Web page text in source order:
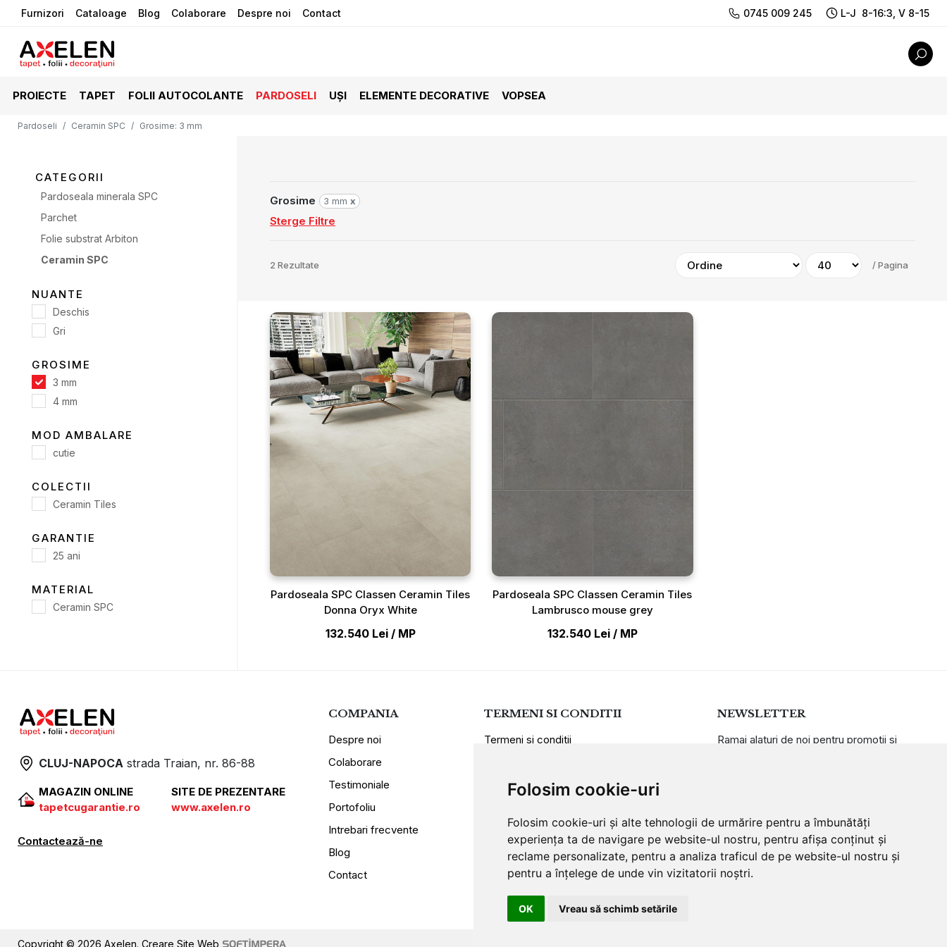
Folosim cookie-uri
Folosim cookie-uri și alte tehnologii de urmărire pentru a îmbunătăți
experiența ta de navigare pe website-ul nostru, pentru afișa conținut și
reclame personalizate, pentru a analiza traficul de pe website-ul nostru și
pentru a înțelege de unde vin vizitatorii noștri.
OK Vreau să schimb setările
Furnizori Cataloage Blog Colaborare Despre noi Contact 0745 009 245 L-J 8-16:3, V 8-15
PROIECTE TAPET FOLII AUTOCOLANTE PARDOSELI UȘI ELEMENTE DECORATIVE VOPSEA
Pardoseli Ceramin SPC Grosime: 3 mm
CATEGORII
Pardoseala minerala SPC
Parchet
Folie substrat Arbiton
Ceramin SPC
NUANTE
Deschis
Gri
GROSIME
3 mm
4 mm
MOD AMBALARE
cutie
COLECTII
Ceramin Tiles
GARANTIE
25 ani
MATERIAL
Ceramin SPC
Grosime 3 mm x
Sterge Filtre
2 Rezultate /Pagina
Pardoseala SPC Classen Ceramin Tiles
Donna Oryx White
132.540 Lei / MP
Pardoseala SPC Classen Ceramin Tiles
Lambrusco mouse grey
132.540 Lei / MP
CLUJ-NAPOCA strada Traian, nr. 86-88
MAGAZIN ONLINE
tapetcugarantie.ro
SITE DE PREZENTARE
www.axelen.ro
Contactează-ne
COMPANIA
Despre noi
Colaborare
Testimoniale
Portofoliu
Intrebari frecvente
Blog
Contact
TERMENI SI CONDITII
Termeni si conditii
Sugestii si reclamatii
Copyright © 2026 Axelen. Creare Site Web
NEWSLETTER
Ramai alaturi de noi pentru promotii si